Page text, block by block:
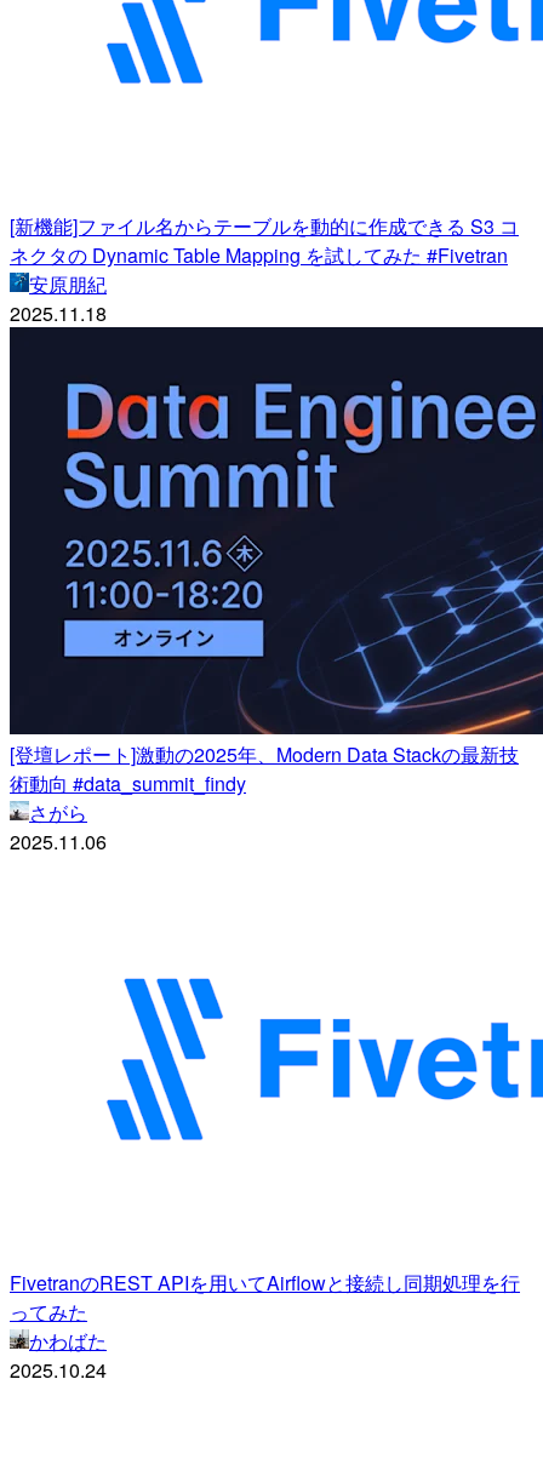
[新機能]ファイル名からテーブルを動的に作成できる S3 コ
ネクタの Dynamic Table Mapping を試してみた #Fivetran
安原朋紀
2025.11.18
[登壇レポート]激動の2025年、Modern Data Stackの最新技
術動向 #data_summit_findy
さがら
2025.11.06
FivetranのREST APIを用いてAirflowと接続し同期処理を行
ってみた
かわばた
2025.10.24